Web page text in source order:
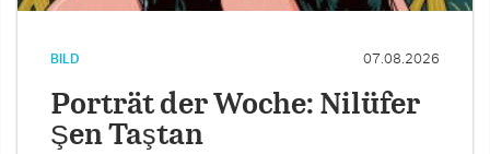
BILD 07.08.2026
Porträt der Woche: Nilüfer
Şen Taştan